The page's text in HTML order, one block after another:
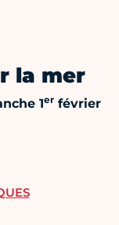
la mer
1er février